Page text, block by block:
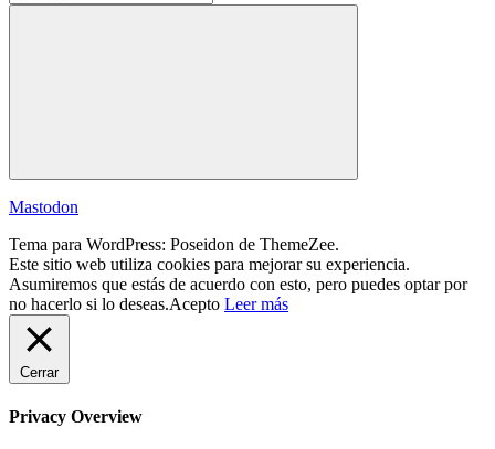
Buscar
Mastodon
Tema para WordPress: Poseidon de ThemeZee.
Este sitio web utiliza cookies para mejorar su experiencia.
Asumiremos que estás de acuerdo con esto, pero puedes optar por
no hacerlo si lo deseas.Acepto Leer más
Cerrar
Privacy Overview